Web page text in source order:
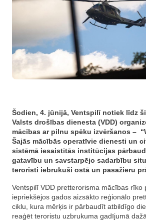
Šodien, 4. jūnijā, Ventspilī notiek līdz
Valsts drošības dienesta (VDD)
mācības ar pilnu spēku izvēršanos –
Šajās mācībās operatīvie dienesti un
sistēmā iesaistītās institūcijas
gatavību un savstarpējo sadarbību
teroristi iebrukuši ostā un pasažieru
Ventspilī VDD pretterorisma mācības rīko
iepriekšējos gados aizsākto reģionālo
ciklu, kura mērķis ir pārbaudīt atbildīgo
reaģēt teroristu uzbrukuma gadījumā